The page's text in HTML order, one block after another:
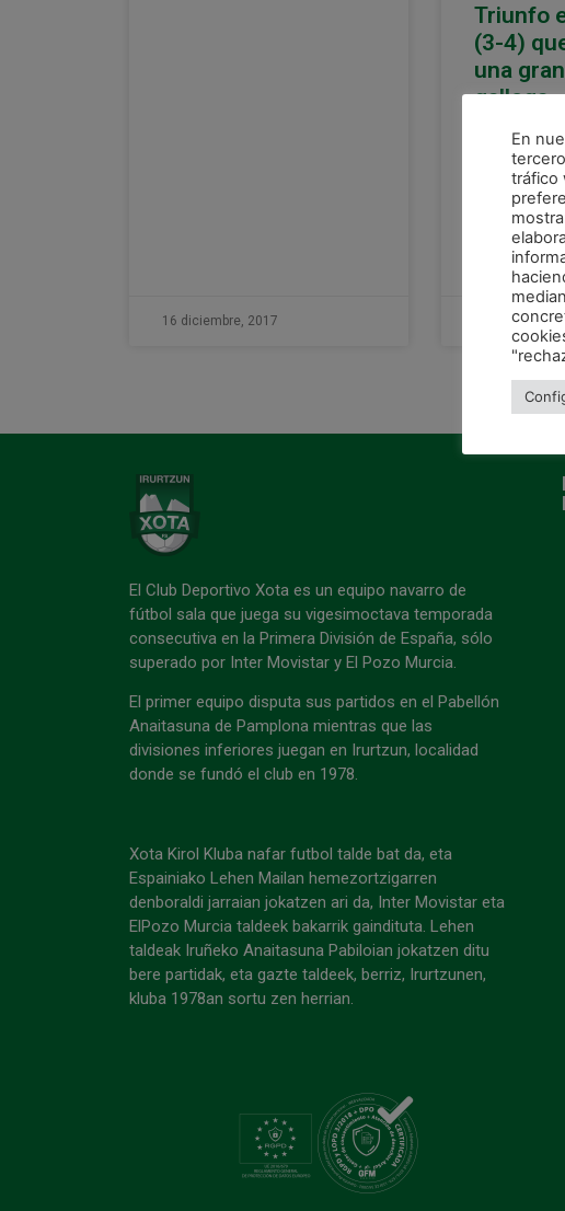
16 diciembre, 2017
Triunfo
(3-4)
una
gallega
La semana
Osasuna
otra victoria
navarros
de la
LEER MÁS »
16 diciembre,
El Club Deportivo Xota es un equipo navarro de
fútbol sala que juega su vigesimoctava temporada
consecutiva en la Primera División de España, sólo
superado por Inter Movistar y El Pozo Murcia.
El primer equipo disputa sus partidos en el Pabellón
Anaitasuna de Pamplona mientras que las
divisiones inferiores juegan en Irurtzun, localidad
donde se fundó el club en 1978.
Xota Kirol Kluba nafar futbol talde bat da, eta
Espainiako Lehen Mailan hemezortzigarren
denboraldi jarraian jokatzen ari da, Inter Movistar eta
ElPozo Murcia taldeek bakarrik gaindituta. Lehen
taldeak Iruñeko Anaitasuna Pabiloian jokatzen ditu
bere partidak, eta gazte taldeek, berriz, Irurtzunen,
kluba 1978an sortu zen herrian.
En
tráfico